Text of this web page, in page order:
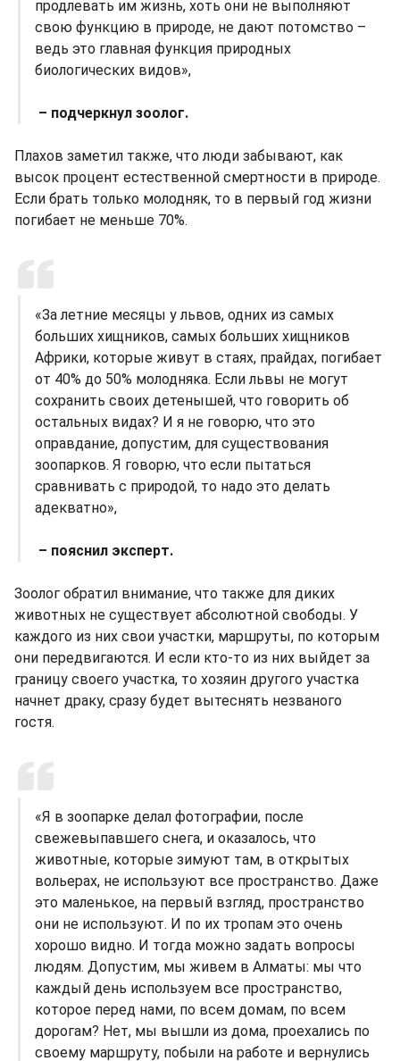
продлевать им жизнь, хоть они не выполняют
свою функцию в природе, не дают потомство –
ведь это главная функция природных
биологических видов»,
– подчеркнул зоолог.
Плахов заметил также, что люди забывают, как
высок процент естественной смертности в природе.
Если брать только молодняк, то в первый год жизни
погибает не меньше 70%.
«За летние месяцы у львов, одних из самых
больших хищников, самых больших хищников
Африки, которые живут в стаях, прайдах, погибает
от 40% до 50% молодняка. Если львы не могут
сохранить своих детенышей, что говорить об
остальных видах? И я не говорю, что это
оправдание, допустим, для существования
зоопарков. Я говорю, что если пытаться
сравнивать с природой, то надо это делать
адекватно»,
– пояснил эксперт.
Зоолог обратил внимание, что также для диких
животных не существует абсолютной свободы. У
каждого из них свои участки, маршруты, по которым
они передвигаются. И если кто-то из них выйдет за
границу своего участка, то хозяин другого участка
начнет драку, сразу будет вытеснять незваного
гостя.
«Я в зоопарке делал фотографии, после
свежевыпавшего снега, и оказалось, что
животные, которые зимуют там, в открытых
вольерах, не используют все пространство. Даже
это маленькое, на первый взгляд, пространство
они не используют. И по их тропам это очень
хорошо видно. И тогда можно задать вопросы
людям. Допустим, мы живем в Алматы: мы что
каждый день используем все пространство,
которое перед нами, по всем домам, по всем
дорогам? Нет, мы вышли из дома, проехались по
своему маршруту, побыли на работе и вернулись